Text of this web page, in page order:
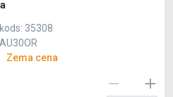
kods: 35308
AU30OR
Zema cena